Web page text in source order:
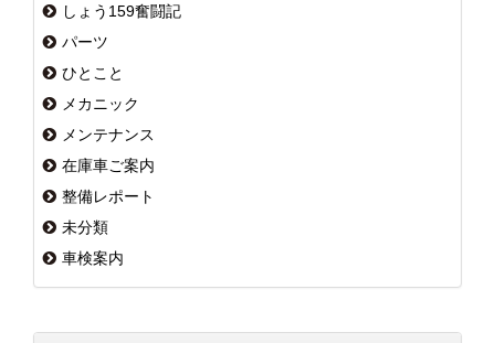
しょう159奮闘記
パーツ
ひとこと
メカニック
メンテナンス
在庫車ご案内
整備レポート
未分類
車検案内